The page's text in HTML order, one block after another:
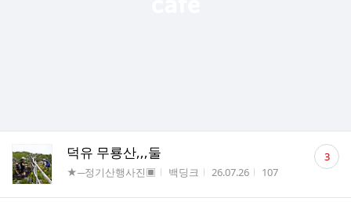
덕유 무룡산,,,둘
게시판명
★─정기산행사진▣ 작성자
백딩크 작성시간
26.07.26 조회수
107
댓
글 3